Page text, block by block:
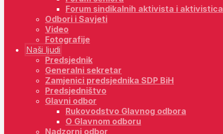
Forum sindikalnih aktivista i aktivistica
Odbori i Savjeti
Video
Fotografije
Naši ljudi
Predsjednik
Generalni sekretar
Zamjenici predsjednika SDP BiH
Predsjedništvo
Glavni odbor
Rukovodstvo Glavnog odbora
O Glavnom odboru
Nadzorni odbor